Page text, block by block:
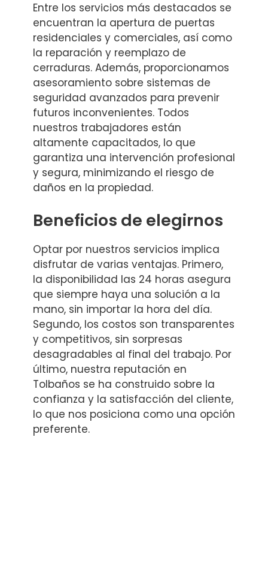
Entre los servicios más destacados se
encuentran la apertura de puertas
residenciales y comerciales, así como
la reparación y reemplazo de
cerraduras. Además, proporcionamos
asesoramiento sobre sistemas de
seguridad avanzados para prevenir
futuros inconvenientes. Todos
nuestros trabajadores están
altamente capacitados, lo que
garantiza una intervención profesional
y segura, minimizando el riesgo de
daños en la propiedad.
Beneficios de elegirnos
Optar por nuestros servicios implica
disfrutar de varias ventajas. Primero,
la disponibilidad las 24 horas asegura
que siempre haya una solución a la
mano, sin importar la hora del día.
Segundo, los costos son transparentes
y competitivos, sin sorpresas
desagradables al final del trabajo. Por
último, nuestra reputación en
Tolbaños se ha construido sobre la
confianza y la satisfacción del cliente,
lo que nos posiciona como una opción
preferente.